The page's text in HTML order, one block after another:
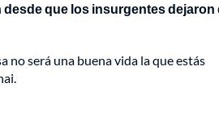
que los insurgentes dejaron
no será una buena vida la que estás